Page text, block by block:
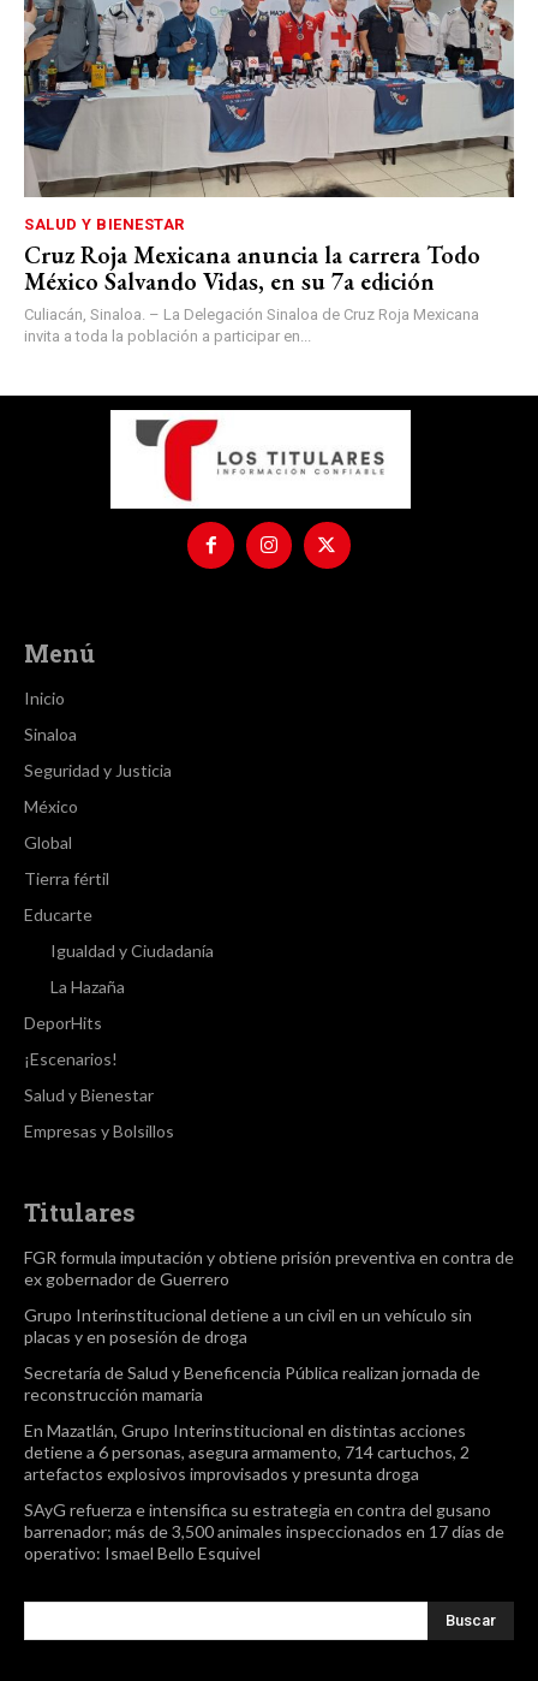
SALUD Y BIENESTAR
Cruz Roja Mexicana anuncia la carrera Todo
México Salvando Vidas, en su 7a edición
Culiacán, Sinaloa. – La Delegación Sinaloa de Cruz Roja Mexicana
invita a toda la población a participar en...
Menú
Inicio
Sinaloa
Seguridad y Justicia
México
Global
Tierra fértil
Educarte
Igualdad y Ciudadanía
La Hazaña
DeporHits
¡Escenarios!
Salud y Bienestar
Empresas y Bolsillos
Titulares
FGR formula imputación y obtiene prisión preventiva en contra de
ex gobernador de Guerrero
Grupo Interinstitucional detiene a un civil en un vehículo sin
placas y en posesión de droga
Secretaría de Salud y Beneficencia Pública realizan jornada de
reconstrucción mamaria
En Mazatlán, Grupo Interinstitucional en distintas acciones
detiene a 6 personas, asegura armamento, 714 cartuchos, 2
artefactos explosivos improvisados y presunta droga
SAyG refuerza e intensifica su estrategia en contra del gusano
barrenador; más de 3,500 animales inspeccionados en 17 días de
operativo: Ismael Bello Esquivel
Buscar